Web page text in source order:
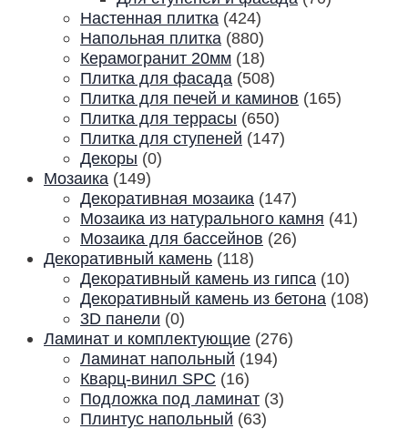
Настенная плитка (424)
Напольная плитка (880)
Керамогранит 20мм (18)
Плитка для фасада (508)
Плитка для печей и каминов (165)
Плитка для террасы (650)
Плитка для ступеней (147)
Декоры (0)
Мозаика (149)
Декоративная мозаика (147)
Мозаика из натурального камня (41)
Мозаика для бассейнов (26)
Декоративный камень (118)
Декоративный камень из гипса (10)
Декоративный камень из бетона (108)
3D панели (0)
Ламинат и комплектующие (276)
Ламинат напольный (194)
Кварц-винил SPC (16)
Подложка под ламинат (3)
Плинтус напольный (63)